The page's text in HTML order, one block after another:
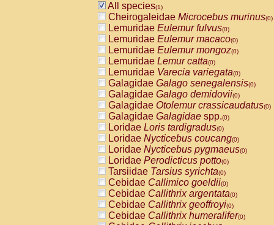
All species(1)
Cheirogaleidae Microcebus murinus(0)
Lemuridae Eulemur fulvus(0)
Lemuridae Eulemur macaco(0)
Lemuridae Eulemur mongoz(0)
Lemuridae Lemur catta(0)
Lemuridae Varecia variegata(0)
Galagidae Galago senegalensis(0)
Galagidae Galago demidovii(0)
Galagidae Otolemur crassicaudatus(0)
Galagidae Galagidae spp.(0)
Loridae Loris tardigradus(0)
Loridae Nycticebus coucang(0)
Loridae Nycticebus pygmaeus(0)
Loridae Perodicticus potto(0)
Tarsiidae Tarsius syrichta(0)
Cebidae Callimico goeldii(0)
Cebidae Callithrix argentata(0)
Cebidae Callithrix geoffroyi(0)
Cebidae Callithrix humeralifer(0)